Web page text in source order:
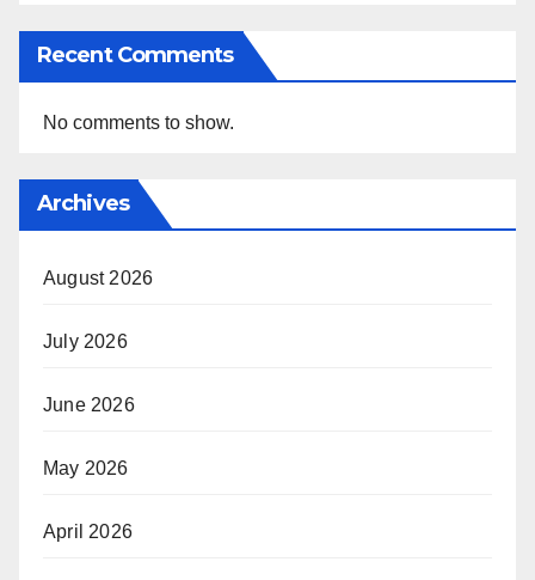
Recent Comments
No comments to show.
Archives
August 2026
July 2026
June 2026
May 2026
April 2026